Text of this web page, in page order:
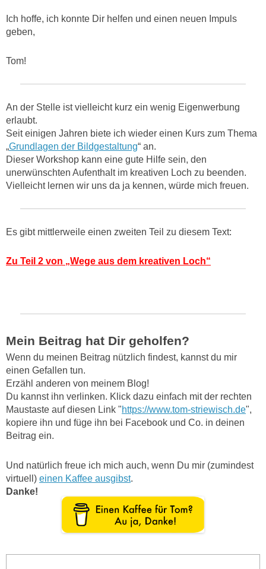
Ich hoffe, ich konnte Dir helfen und einen neuen Impuls
geben,
Tom!
An der Stelle ist vielleicht kurz ein wenig Eigenwerbung
erlaubt.
Seit einigen Jahren biete ich wieder einen Kurs zum Thema
„Grundlagen der Bildgestaltung“ an.
Dieser Workshop kann eine gute Hilfe sein, den
unerwünschten Aufenthalt im kreativen Loch zu beenden.
Vielleicht lernen wir uns da ja kennen, würde mich freuen.
Es gibt mittlerweile einen zweiten Teil zu diesem Text:
Zu Teil 2 von „Wege aus dem kreativen Loch“
Mein Beitrag hat Dir geholfen?
Wenn du meinen Beitrag nützlich findest, kannst du mir
einen Gefallen tun.
Erzähl anderen von meinem Blog!
Du kannst ihn verlinken. Klick dazu einfach mit der rechten
Maustaste auf diesen Link "https://www.tom-striewisch.de",
kopiere ihn und füge ihn bei Facebook und Co. in deinen
Beitrag ein.
Und natürlich freue ich mich auch, wenn Du mir (zumindest
virtuell) einen Kaffee ausgibst.
Danke!